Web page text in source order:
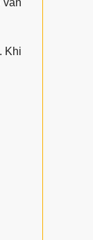
Khi